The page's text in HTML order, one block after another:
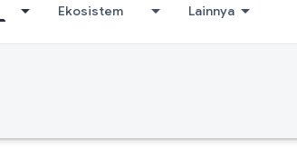
Ekosistem Lainnya